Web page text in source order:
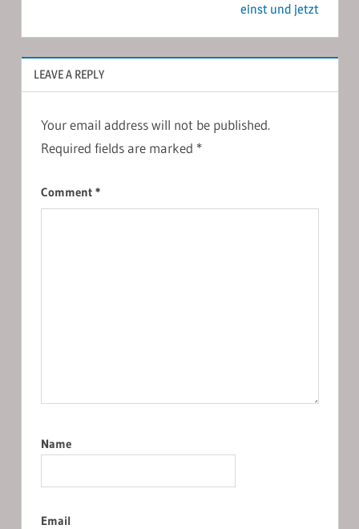
einst und jetzt
LEAVE A REPLY
Your email address will not be published.
Required fields are marked *
Comment *
Name
Email